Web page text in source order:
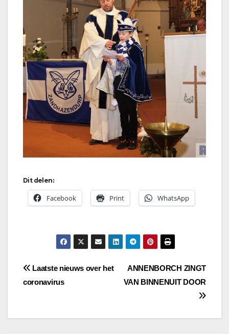
Dit delen:
Facebook Print WhatsApp
Bericht
ANNENBORCH ZINGT
VAN BINNENUIT DOOR
Laatste nieuws over het
coronavirus